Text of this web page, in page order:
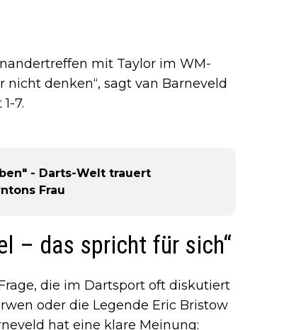
mit Taylor im WM-
denken“, sagt van Barneveld
7.
- Darts-Welt trauert
Frau
– das spricht für sich“
die im Dartsport oft diskutiert
oder die Legende Eric Bristow
hat eine klare Meinung: